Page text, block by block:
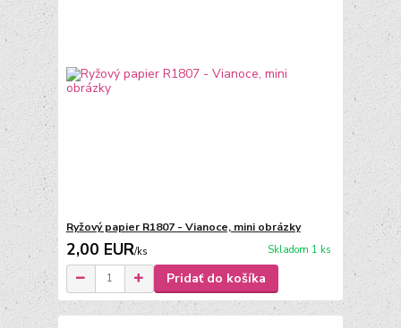
Ryžový papier R1807 - Vianoce, mini obrázky
2,00 EUR/ks Skladom 1 ks
Pridať do košíka